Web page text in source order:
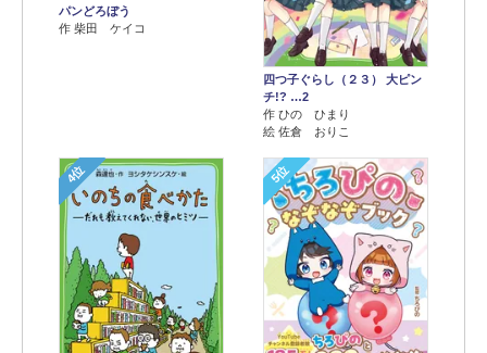
パンどろぼう
作 柴田 ケイコ
四つ子ぐらし（２３） 大ピン
チ!? …2
作 ひの ひまり
絵 佐倉 おりこ
4位 5位